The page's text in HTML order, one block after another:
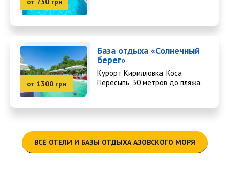
от 1300 грн
База отдыха «Солнечный
берег»
Курорт Кирилловка. Коса
Пересыпь. 30 метров до пляжа.
ВСЕ ОТЕЛИ И БАЗЫ ОТДЫХА АЗОВСКОГО МОРЯ